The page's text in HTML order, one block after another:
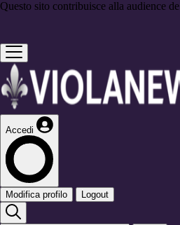
Questo sito contribuisce alla audience de
Accedi
Modifica profilo Logout